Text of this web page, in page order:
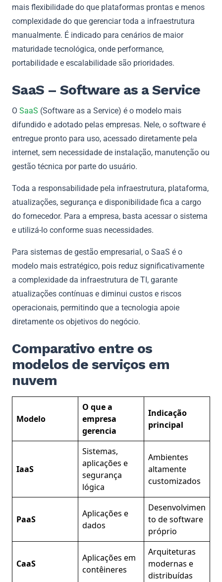
mais flexibilidade do que plataformas prontas e menos
complexidade do que gerenciar toda a infraestrutura
manualmente. É indicado para cenários de maior
maturidade tecnológica, onde performance,
portabilidade e escalabilidade são prioridades.
SaaS – Software as a Service
O SaaS (Software as a Service) é o modelo mais
difundido e adotado pelas empresas. Nele, o software é
entregue pronto para uso, acessado diretamente pela
internet, sem necessidade de instalação, manutenção ou
gestão técnica por parte do usuário.
Toda a responsabilidade pela infraestrutura, plataforma,
atualizações, segurança e disponibilidade fica a cargo
do fornecedor. Para a empresa, basta acessar o sistema
e utilizá-lo conforme suas necessidades.
Para sistemas de gestão empresarial, o SaaS é o
modelo mais estratégico, pois reduz significativamente
a complexidade da infraestrutura de TI, garante
atualizações contínuas e diminui custos e riscos
operacionais, permitindo que a tecnologia apoie
diretamente os objetivos do negócio.
Comparativo entre os
modelos de serviços em
nuvem
Modelo
O que a
empresa
gerencia
Indicação
principal
IaaS
Sistemas,
aplicações e
segurança
lógica
Ambientes
altamente
customizados
PaaS
Aplicações e
dados
Desenvolvimen
to de software
próprio
CaaS
Aplicações em
contêineres
Arquiteturas
modernas e
distribuídas